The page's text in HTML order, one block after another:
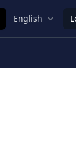
English